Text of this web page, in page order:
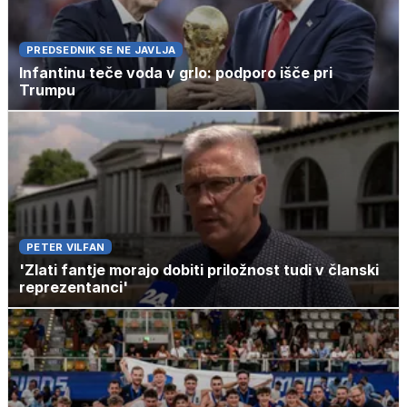
PREDSEDNIK SE NE JAVLJA
Infantinu teče voda v grlo: podporo išče pri
Trumpu
PETER VILFAN
'Zlati fantje morajo dobiti priložnost tudi v članski
reprezentanci'